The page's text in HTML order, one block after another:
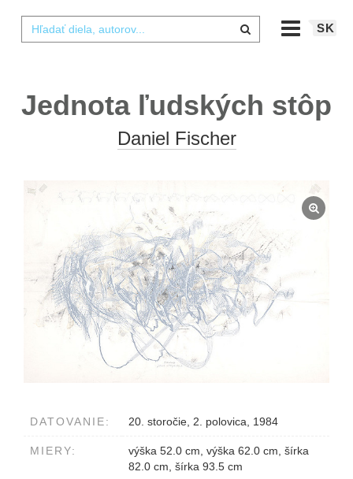
SK
Jednota ľudských stôp
Daniel Fischer
DATOVANIE: 20. storočie, 2. polovica, 1984
MIERY:
výška 52.0 cm, výška 62.0 cm, šírka
82.0 cm, šírka 93.5 cm